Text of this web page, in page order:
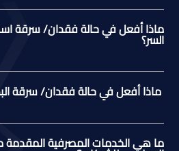
ماذا أفعل في حالة فقدان/ سرقة
السر؟
ماذا أفعل في حالة فقدان/ سرقة
ما هي الخدمات المصرفية المقدمة